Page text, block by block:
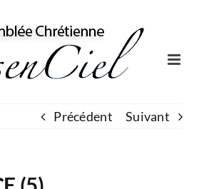
Précédent Suivant